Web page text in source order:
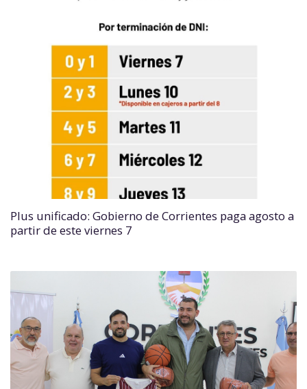
Plus unificado: Gobierno de Corrientes paga agosto a
partir de este viernes 7